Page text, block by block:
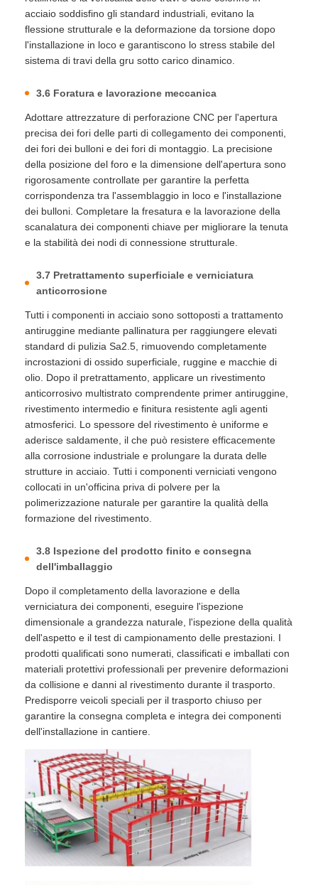
acciaio soddisfino gli standard industriali, evitano la
flessione strutturale e la deformazione da torsione dopo
l'installazione in loco e garantiscono lo stress stabile del
sistema di travi della gru sotto carico dinamico.
3.6 Foratura e lavorazione meccanica
Adottare attrezzature di perforazione CNC per l'apertura
precisa dei fori delle parti di collegamento dei componenti,
dei fori dei bulloni e dei fori di montaggio. La precisione
della posizione del foro e la dimensione dell'apertura sono
rigorosamente controllate per garantire la perfetta
corrispondenza tra l'assemblaggio in loco e l'installazione
dei bulloni. Completare la fresatura e la lavorazione della
scanalatura dei componenti chiave per migliorare la tenuta
e la stabilità dei nodi di connessione strutturale.
3.7 Pretrattamento superficiale e verniciatura
anticorrosione
Tutti i componenti in acciaio sono sottoposti a trattamento
antiruggine mediante pallinatura per raggiungere elevati
standard di pulizia Sa2.5, rimuovendo completamente
incrostazioni di ossido superficiale, ruggine e macchie di
olio. Dopo il pretrattamento, applicare un rivestimento
anticorrosivo multistrato comprendente primer antiruggine,
rivestimento intermedio e finitura resistente agli agenti
atmosferici. Lo spessore del rivestimento è uniforme e
aderisce saldamente, il che può resistere efficacemente
alla corrosione industriale e prolungare la durata delle
strutture in acciaio. Tutti i componenti verniciati vengono
collocati in un'officina priva di polvere per la
polimerizzazione naturale per garantire la qualità della
formazione del rivestimento.
3.8 Ispezione del prodotto finito e consegna
dell'imballaggio
Dopo il completamento della lavorazione e della
verniciatura dei componenti, eseguire l'ispezione
dimensionale a grandezza naturale, l'ispezione della qualità
dell'aspetto e il test di campionamento delle prestazioni. I
prodotti qualificati sono numerati, classificati e imballati con
materiali protettivi professionali per prevenire deformazioni
da collisione e danni al rivestimento durante il trasporto.
Predisporre veicoli speciali per il trasporto chiuso per
garantire la consegna completa e integra dei componenti
dell'installazione in cantiere.